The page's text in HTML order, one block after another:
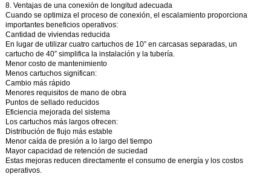
8. Ventajas de una conexión de longitud adecuada
Cuando se optimiza el proceso de conexión, el escalamiento proporciona
importantes beneficios operativos:
Cantidad de viviendas reducida
En lugar de utilizar cuatro cartuchos de 10” en carcasas separadas, un
cartucho de 40” simplifica la instalación y la tubería.
Menor costo de mantenimiento
Menos cartuchos significan:
Cambio más rápido
Menores requisitos de mano de obra
Puntos de sellado reducidos
Eficiencia mejorada del sistema
Los cartuchos más largos ofrecen:
Distribución de flujo más estable
Menor caída de presión a lo largo del tiempo
Mayor capacidad de retención de suciedad
Estas mejoras reducen directamente el consumo de energía y los costos
operativos.